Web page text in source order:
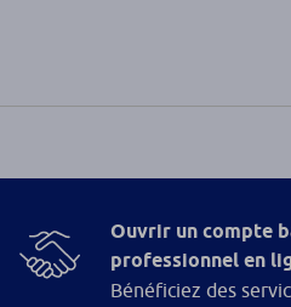
Ouvrir un compte
professionnel en
Bénéficiez des